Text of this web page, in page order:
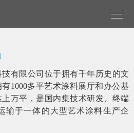

有限公司位于拥有千年历史的文
1000多平艺术涂料展厅和办公基
万平，是国内集技术研发、终端
输于一体的大型艺术涂料生产企